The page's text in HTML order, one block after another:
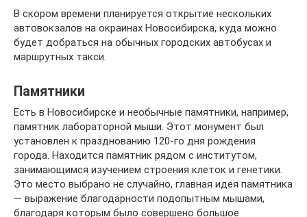
В скором времени планируется открытие нескольких
автовокзалов на окраинах Новосибирска, куда можно
будет добраться на обычных городских автобусах и
маршрутных такси.
Памятники
Есть в Новосибирске и необычные памятники, например,
памятник лабораторной мыши. Этот монумент был
установлен к празднованию 120-го дня рождения
города. Находится памятник рядом с институтом,
занимающимся изучением строения клеток и генетики.
Это место выбрано не случайно, главная идея памятника
— выражение благодарности подопытным мышами,
благодаря которым было совершено большое